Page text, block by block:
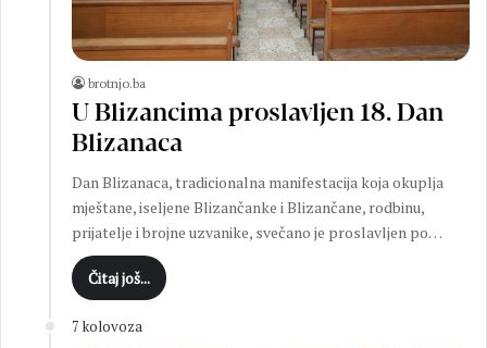
brotnjo.ba
U Blizancima proslavljen 18. Dan
Blizanaca
Dan Blizanaca, tradicionalna manifestacija koja okuplja
mještane, iseljene Blizančanke i Blizančane, rodbinu,
prijatelje i brojne uzvanike, svečano je proslavljen po…
Čitaj još...
7 kolovoza